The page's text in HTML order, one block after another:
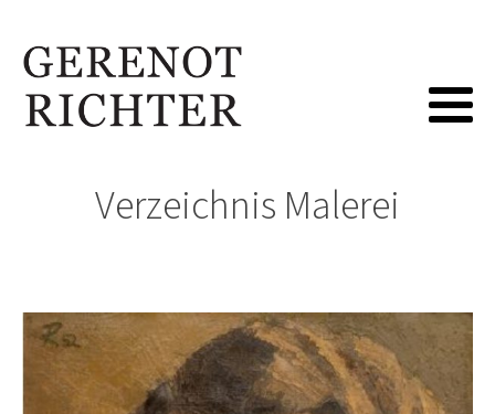
Verzeichnis Malerei